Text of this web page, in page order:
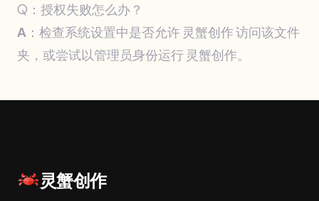
Q：授权失败怎么办？
A ：检查系统设置中是否允许 灵蟹创作 访问该文件
夹，或尝试以管理员身份运行 灵蟹创作。
灵蟹创作